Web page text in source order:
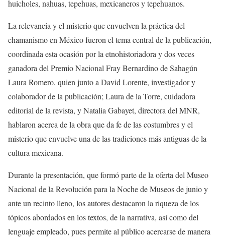
huicholes, nahuas, tepehuas, mexicaneros y tepehuanos.
La relevancia y el misterio que envuelven la práctica del
chamanismo en México fueron el tema central de la publicación,
coordinada esta ocasión por la etnohistoriadora y dos veces
ganadora del Premio Nacional Fray Bernardino de Sahagún
Laura Romero, quien junto a David Lorente, investigador y
colaborador de la publicación; Laura de la Torre, cuidadora
editorial de la revista, y Natalia Gabayet, directora del MNR,
hablaron acerca de la obra que da fe de las costumbres y el
misterio que envuelve una de las tradiciones más antiguas de la
cultura mexicana.
Durante la presentación, que formó parte de la oferta del Museo
Nacional de la Revolución para la Noche de Museos de junio y
ante un recinto lleno, los autores destacaron la riqueza de los
tópicos abordados en los textos, de la narrativa, así como del
lenguaje empleado, pues permite al público acercarse de manera